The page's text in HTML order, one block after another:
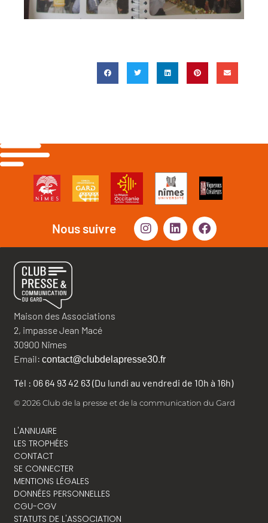
Nous suivre
Maison des Associations
2, impasse Jean Macé
30900 Nîmes
Email: contact@clubdelapresse30.fr
Tél : 06 64 93 42 63 (Du lundi au vendredi de 10h à 16h)
© 2026 Club de la presse et de la communication du Gard
L'ANNUAIRE
LES TROPHÉES
CONTACT
SE CONNECTER
MENTIONS LÉGALES
DONNÉES PERSONNELLES
CGU-CGV
STATUTS DE L'ASSOCIATION